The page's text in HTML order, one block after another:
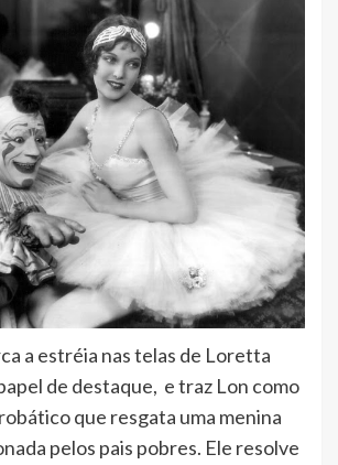
a estréia nas telas de Loretta
de destaque, e traz Lon como
que resgata uma menina
pelos pais pobres. Ele resolve